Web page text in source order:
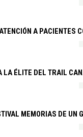
A PACIENTES
LA ÉLITE DEL TRAIL
MEMORIAS DE UN